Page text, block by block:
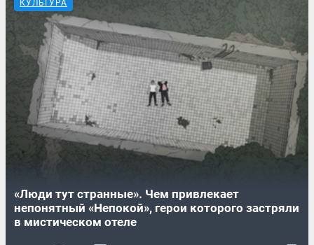
КУЛЬТУРА
«Люди тут странные». Чем привлекает
непонятный «Непокой», герои которого застряли
в мистическом отеле